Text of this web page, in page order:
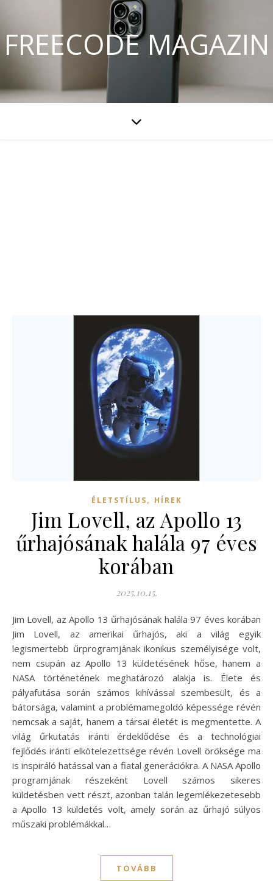
FREECODE MAGAZIN
ÉLETSTÍLUS, HÍREK
Jim Lovell, az Apollo 13
űrhajósának halála 97 éves
korában
2025.10.15.
Jim Lovell, az Apollo 13 űrhajósának halála 97 éves korában
Jim Lovell, az amerikai űrhajós, aki a világ egyik
legismertebb űrprogramjának ikonikus személyisége volt,
nem csupán az Apollo 13 küldetésének hőse, hanem a
NASA történetének meghatározó alakja is. Élete és
pályafutása során számos kihívással szembesült, és a
bátorsága, valamint a problémamegoldó képessége révén
nemcsak a saját, hanem a társai életét is megmentette. A
világ űrkutatás iránti érdeklődése és a technológiai
fejlődés iránti elkötelezettsége révén Lovell öröksége ma
is inspiráló hatással van a fiatal generációkra. A NASA Apollo
programjának részeként Lovell számos sikeres
küldetésben vett részt, azonban talán legemlékezetesebb
a Apollo 13 küldetés volt, amely során az űrhajó súlyos
műszaki problémákkal…
TOVÁBB